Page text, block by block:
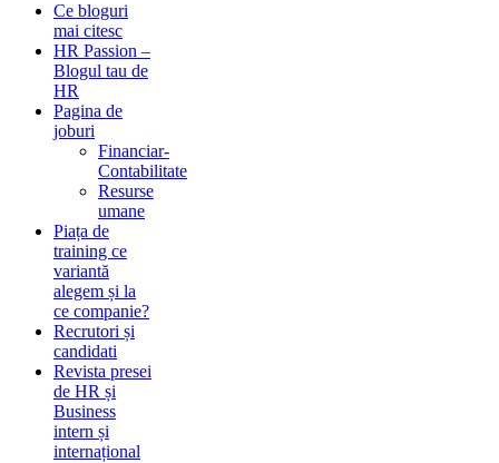
Ce bloguri
mai citesc
HR Passion –
Blogul tau de
HR
Pagina de
joburi
Financiar-
Contabilitate
Resurse
umane
Piața de
training ce
variantă
alegem și la
ce companie?
Recrutori și
candidati
Revista presei
de HR și
Business
intern și
internațional